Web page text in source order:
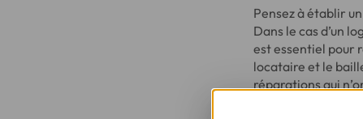
Pensez à établir
Dans le cas d’un
est essentiel pour
locataire et le
réparations qui